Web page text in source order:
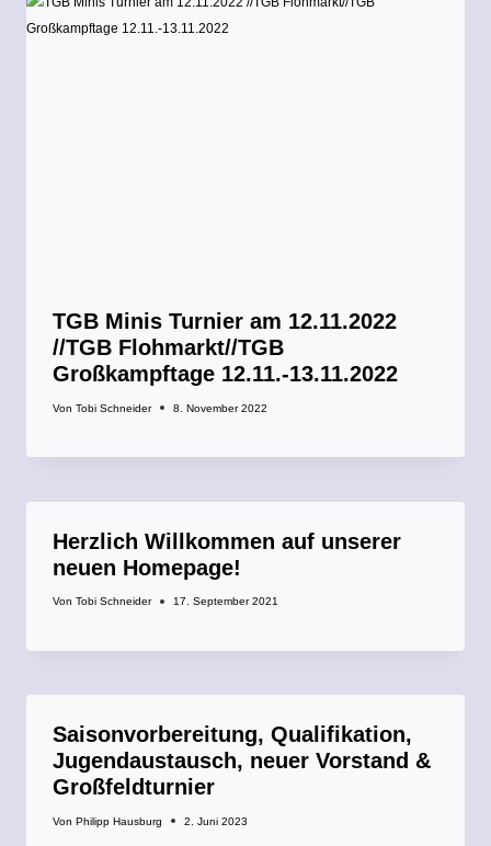
TGB Minis Turnier am 12.11.2022
//TGB Flohmarkt//TGB
Großkampftage 12.11.-13.11.2022
Von Tobi Schneider 8. November 2022
Herzlich Willkommen auf unserer
neuen Homepage!
Von Tobi Schneider 17. September 2021
Saisonvorbereitung, Qualifikation,
Jugendaustausch, neuer Vorstand &
Großfeldturnier
Von Philipp Hausburg 2. Juni 2023